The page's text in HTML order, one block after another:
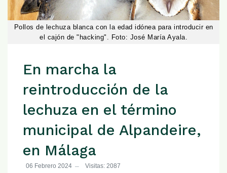
Pollos de lechuza blanca con la edad idónea para introducir en
el cajón de "hacking". Foto: José María Ayala.
En marcha la
reintroducción de la
lechuza en el término
municipal de Alpandeire,
en Málaga
06 Febrero 2024 Visitas: 2087